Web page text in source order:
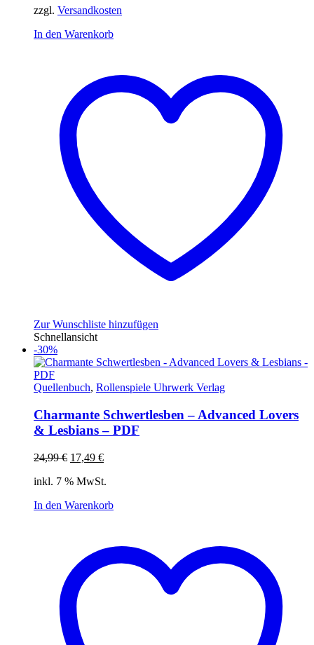
zzgl. Versandkosten
In den Warenkorb
Zur Wunschliste hinzufügen
Schnellansicht
-30%
Quellenbuch, Rollenspiele Uhrwerk Verlag
Charmante Schwertlesben – Advanced Lovers
& Lesbians – PDF
24,99€ Ursprünglicher
war:
17,49 €Aktueller
ist:
inkl. 7 % MwSt.
In den Warenkorb